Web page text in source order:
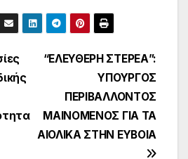
“ΕΛΕΥΘΕΡΗ ΣΤΕΡΕΑ”:
ΥΠΟΥΡΓΟΣ
ΠΕΡΙΒΑΛΛΟΝΤΟΣ
ΜΑΙΝΟΜΕΝΟΣ ΓΙΑ ΤΑ
ΑΙΟΛΙΚΑ ΣΤΗΝ ΕΥΒΟΙΑ